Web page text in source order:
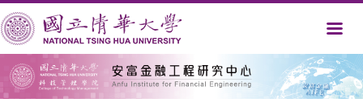
跳
到
主
要
內
容